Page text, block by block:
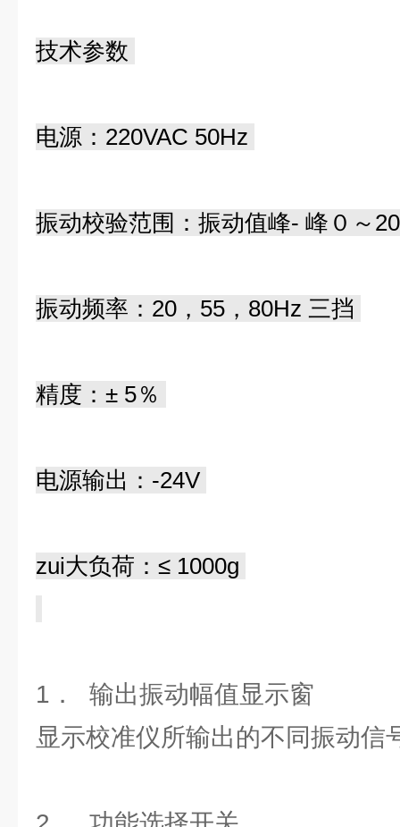
技术参数
电源：220VAC 50Hz
振动校验范围：振动值峰- 峰０～
振动频率：20，55，80Hz 三挡
精度：± 5％
电源输出：-24V
zui大负荷：≤ 1000g
1． 输出振动幅值显示窗
显示校准仪所输出的不同振动信